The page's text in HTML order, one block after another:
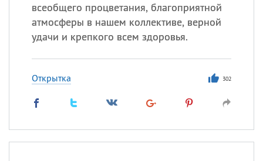
всеобщего процветания, благоприятной
атмосферы в нашем коллективе, верной
удачи и крепкого всем здоровья.
Открытка 302